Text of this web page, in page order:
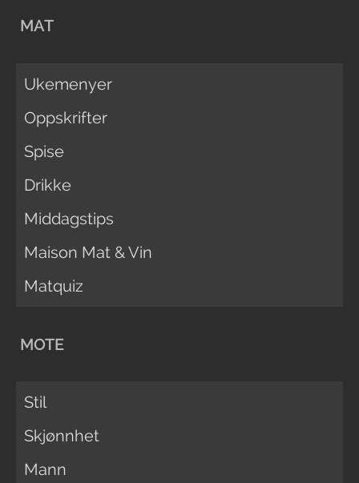
MAT
Ukemenyer
Oppskrifter
Spise
Drikke
Middagstips
Maison Mat & Vin
Matquiz
MOTE
Stil
Skjønnhet
Mann